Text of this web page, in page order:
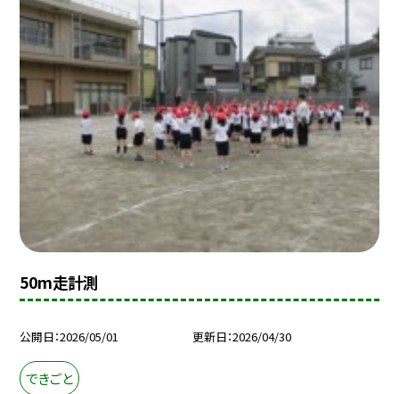
50m走計測
公開日 2026/05/01 更新日 2026/04/30
できごと